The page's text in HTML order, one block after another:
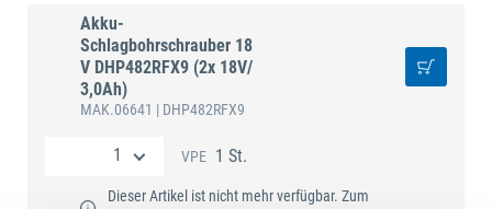
Akku-
Schlagbohrschrauber 18
V DHP482RFX9 (2x 18V/
3,0Ah)
MAK.06641 | DHP482RFX9
VPE 1 St.
Dieser Artikel ist nicht mehr verfügbar. Zum